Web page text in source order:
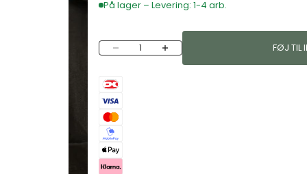
På lager – Levering: 1-4 arb.
Sænk antal Øg antal FØJ TIL